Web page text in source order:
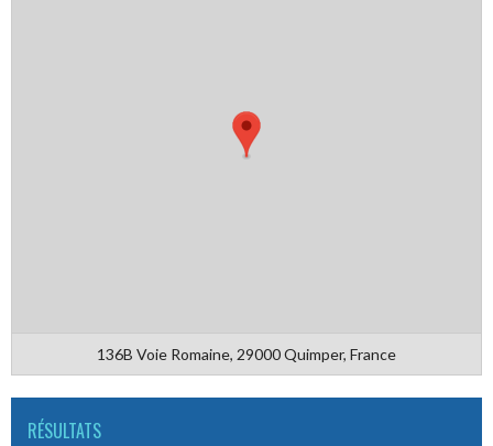
136B Voie Romaine, 29000 Quimper, France
RÉSULTATS